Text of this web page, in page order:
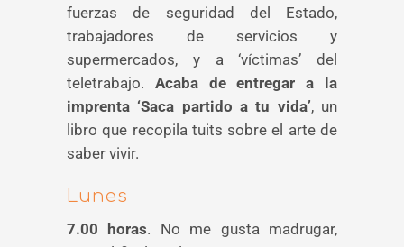
fuerzas de seguridad del Estado,
trabajadores de servicios y
supermercados, y a ‘víctimas’ del
teletrabajo. Acaba de entregar a la
imprenta ‘Saca partido a tu vida’, un
libro que recopila tuits sobre el arte de
saber vivir.
Lunes
7.00 horas. No me gusta madrugar,